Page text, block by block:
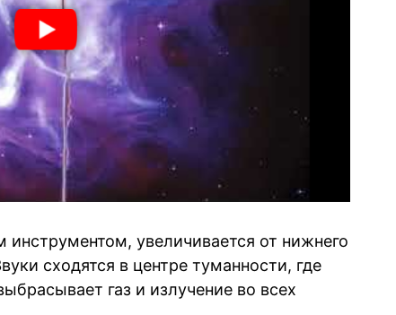
увеличивается от нижнего
сходятся в центре туманности, где
газ и излучение во всех